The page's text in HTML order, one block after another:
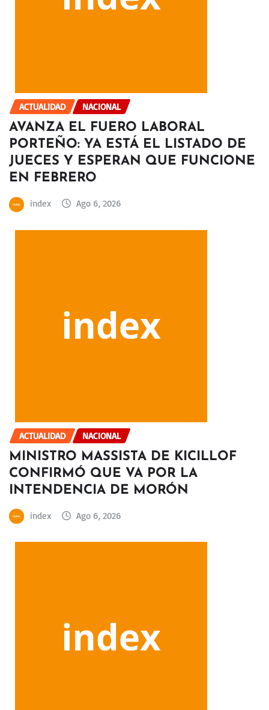
ACTUALIDAD NACIONAL
AVANZA EL FUERO LABORAL
PORTEÑO: YA ESTÁ EL LISTADO DE
JUECES Y ESPERAN QUE FUNCIONE
EN FEBRERO
index Ago 6, 2026
ACTUALIDAD NACIONAL
MINISTRO MASSISTA DE KICILLOF
CONFIRMÓ QUE VA POR LA
INTENDENCIA DE MORÓN
index Ago 6, 2026